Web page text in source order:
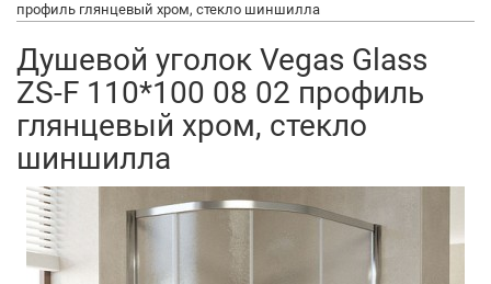
профиль глянцевый хром, стекло шиншилла
Душевой уголок Vegas Glass
ZS-F 110*100 08 02 профиль
глянцевый хром, стекло
шиншилла